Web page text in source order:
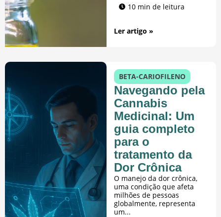
10 min de leitura
Ler artigo »
BETA-CARIOFILENO
Navegando pela
Cannabis
Medicinal: Um
guia completo
para o
tratamento da
Dor Crônica
O manejo da dor crônica,
uma condição que afeta
milhões de pessoas
globalmente, representa
um...